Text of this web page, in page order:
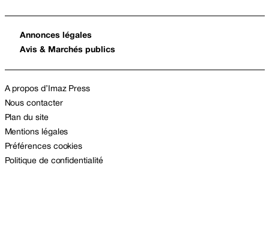
Annonces légales
Avis & Marchés publics
A propos d’Imaz Press
Nous contacter
Plan du site
Mentions légales
Préférences cookies
Politique de confidentialité